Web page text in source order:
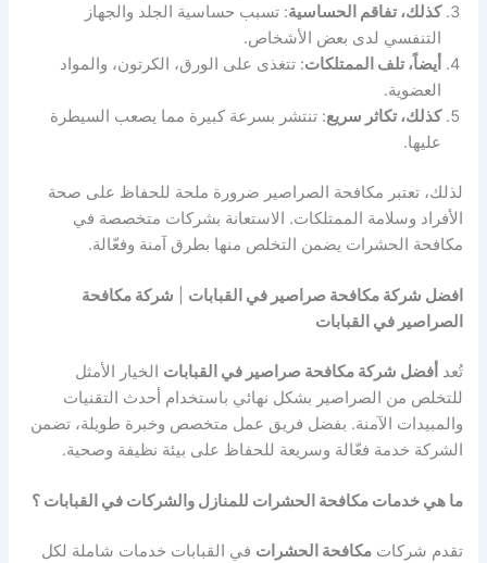
كذلك، تفاقم الحساسية: تسبب حساسية الجلد والجهاز
التنفسي لدى بعض الأشخاص.
أيضاً، تلف الممتلكات: تتغذى على الورق، الكرتون، والمواد
العضوية.
كذلك، تكاثر سريع: تنتشر بسرعة كبيرة مما يصعب السيطرة
عليها.
لذلك، تعتبر مكافحة الصراصير ضرورة ملحة للحفاظ على صحة
الأفراد وسلامة الممتلكات. الاستعانة بشركات متخصصة في
مكافحة الحشرات يضمن التخلص منها بطرق آمنة وفعّالة.
افضل شركة مكافحة صراصير في القبابات
شركة مكافحة
الصراصير في القبابات
تُعد أفضل شركة مكافحة صراصير في القبابات الخيار الأمثل
للتخلص من الصراصير بشكل نهائي باستخدام أحدث التقنيات
والمبيدات الآمنة. بفضل فريق عمل متخصص وخبرة طويلة، تضمن
الشركة خدمة فعّالة وسريعة للحفاظ على بيئة نظيفة وصحية.
ما هي خدمات مكافحة الحشرات للمنازل والشركات في القبابات ؟
تقدم شركاتمكافحة الحشرات في القبابات خدمات شاملة لكل